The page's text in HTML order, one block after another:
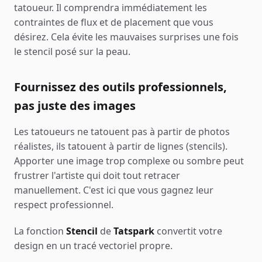
tatoueur. Il comprendra immédiatement les
contraintes de flux et de placement que vous
désirez. Cela évite les mauvaises surprises une fois
le stencil posé sur la peau.
Fournissez des outils professionnels,
pas juste des images
Les tatoueurs ne tatouent pas à partir de photos
réalistes, ils tatouent à partir de lignes (stencils).
Apporter une image trop complexe ou sombre peut
frustrer l'artiste qui doit tout retracer
manuellement. C'est ici que vous gagnez leur
respect professionnel.
La fonction Stencil deTatspark convertit votre
design en un tracé vectoriel propre.